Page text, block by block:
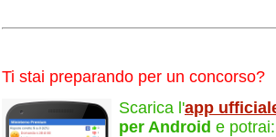
Ti stai preparando per un concorso?
Scarica l'app
per Android e potrai: